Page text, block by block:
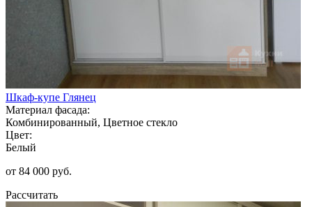
Шкаф-купе Глянец
Материал фасада:
Комбинированный, Цветное стекло
Цвет:
Белый
от 84 000 руб.
Рассчитать